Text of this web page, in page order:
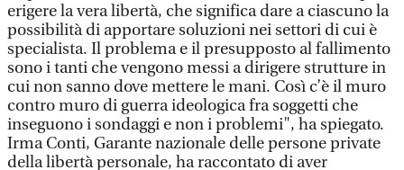
erigere la vera libertà, che significa dare a ciascuno la
possibilità di apportare soluzioni nei settori di cui è
specialista. Il problema e il presupposto al fallimento
sono i tanti che vengono messi a dirigere strutture in
cui non sanno dove mettere le mani. Così c’è il muro
contro muro di guerra ideologica fra soggetti che
inseguono i sondaggi e non i problemi", ha spiegato.
Irma Conti, Garante nazionale delle persone private
della libertà personale, ha raccontato di aver